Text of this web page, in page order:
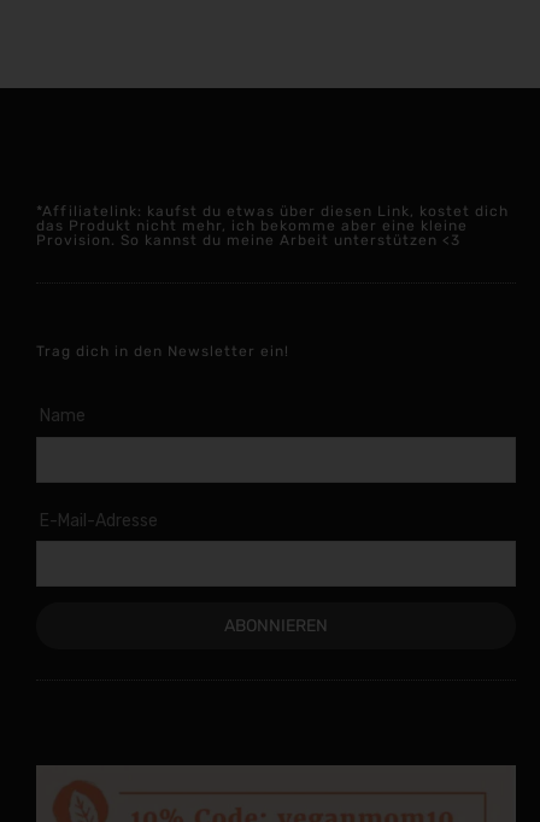
*Affiliatelink: kaufst du etwas über diesen Link, kostet dich
das Produkt nicht mehr, ich bekomme aber eine kleine
Provision. So kannst du meine Arbeit unterstützen <3
Trag dich in den Newsletter ein!
Name
E-Mail-Adresse